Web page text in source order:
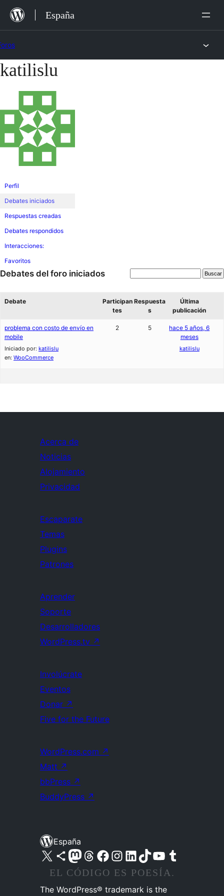
Saltar
España
Saltar
contenido
katilislu
Perfil
Debates iniciados
Respuestas creadas
Debates respondidos
Interacciones:
Favoritos
Debates del foro iniciados
Debate
Participan
tes
Respuesta
s
Última
publicación
problema con costo de envío en
mobile
Iniciado por: katilislu
en: WooCommerce
2 5
hace 5 años, 6
meses
katilislu
Acerca de
Noticias
Alojamiento
Privacidad
Escaparate
Temas
Plugins
Patrones
Aprender
Soporte
Desarrolladores
WordPress.tv ↗
Involúcrate
Eventos
Donar ↗
Five for the Future
WordPress.com ↗
Matt ↗
bbPress ↗
BuddyPress ↗
España
Visita nuestra cuenta de X (anteriormente Twitter)
Visita nuestra cuenta de Bluesky
Visita nuestra cuenta de Mastodon
Visita nuestra cuenta de Threads
Visita nuestra página de Facebook
Visita nuestra cuenta de Instagram
Visita nuestra cuenta de LinkedIn
Visita nuestra cuenta de TikTok
Visita nuestro canal de YouTube
Visita nuestra cuenta de Tumblr
EL CÓDIGO ES POESÍA.
The WordPress® trademark is the